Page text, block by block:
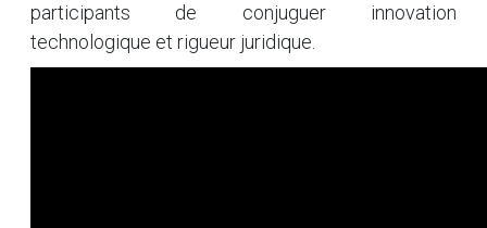
participants de conjuguer innovation
technologique et rigueur juridique.